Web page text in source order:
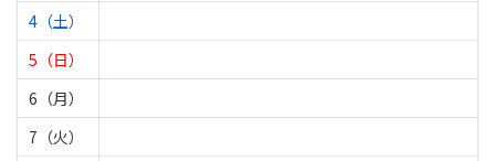
4（土）
5（日）
6（月）
7（火）